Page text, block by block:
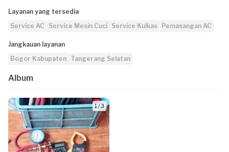
Layanan yang tersedia
Service AC
Service Mesin Cuci Service Kulkas Pemasangan AC
Jangkauan layanan
Bogor Kabupaten Tangerang Selatan
Album
1 / 3